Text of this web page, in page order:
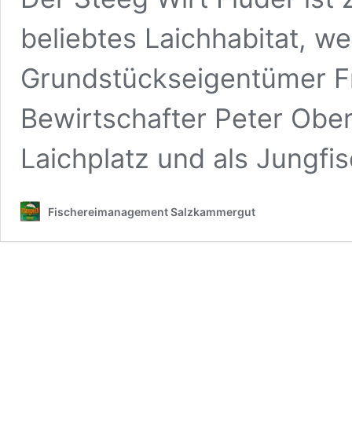
beliebtes Laichhabitat,
Grundstückseigentümer
Bewirtschafter Peter
Laichplatz und als
Fischereimanagement Salzkammergut